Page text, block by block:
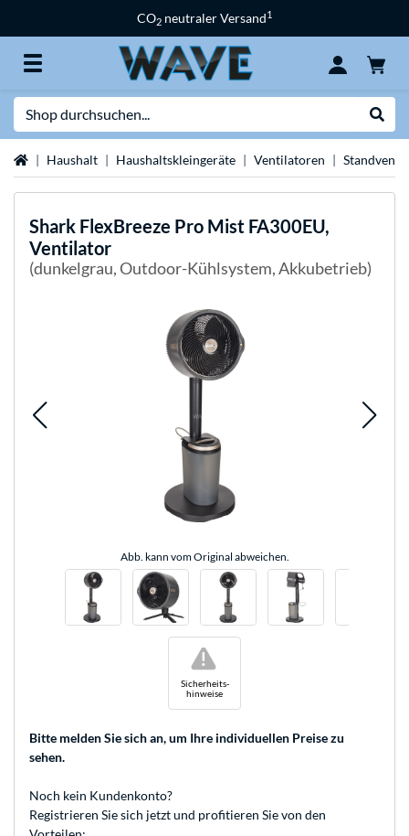
CO2 neutraler Versand1
StartseiteHaushalt Haushaltskleingeräte Ventilatoren
Shark FlexBreeze Pro Mist FA300EU,
Ventilator
(dunkelgrau, Outdoor-Kühlsystem, Akkubetrieb)
Abb. kann vom Original abweichen.
Sicherheits-
hinweise
!
Bitte melden Sie sich an, um Ihre individuellen Preise zu
sehen.
Noch kein Kundenkonto?
Registrieren Sie sich jetzt und profitieren Sie von den